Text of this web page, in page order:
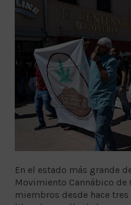
En el estado más grande
Movimiento Cannábico de
miembros desde hace